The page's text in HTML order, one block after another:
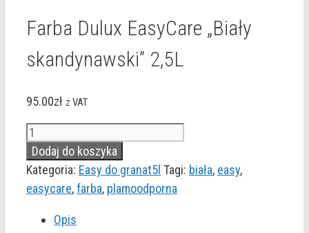
Farba Dulux EasyCare „Biały
skandynawski” 2,5L
95.00zł z VAT
ilość
Farba
Dulux
EasyCare
skandynawski"
Dodaj do koszyka
Kategoria: Easy do granat5l Tagi: biała, easy,
easycare,farba, plamoodporna
Opis